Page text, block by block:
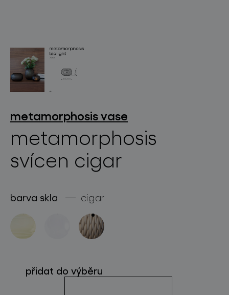
produkty
pro profesionály
metamorphosis vase
metamorphosis
svícen cigar
barva skla cigar
přidat do výběru